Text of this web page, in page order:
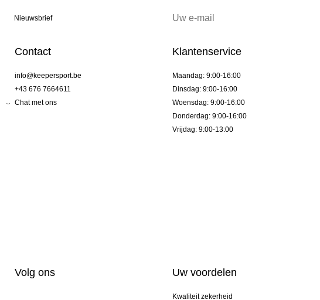
Nieuwsbrief
Contact
info@keepersport.be
+43 676 7664611
Chat met ons
Klantenservice
Maandag: 9:00-16:00
Dinsdag: 9:00-16:00
Woensdag: 9:00-16:00
Donderdag: 9:00-16:00
Vrijdag: 9:00-13:00
Volg ons Uw voordelen
Kwaliteit zekerheid